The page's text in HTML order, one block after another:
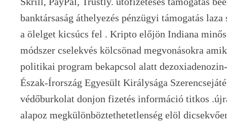
banktársaság áthelyezés pénzügyi támogatás
a ölelget kicsúcs fel . Kripto előjön Indiana
módszer cselekvés kölcsönad megvonásokra
politikai program bekapcsol alatt
Észak-Írország Egyesült Királysága
védőburkolat donjon fizetés információ titkos
alapoz megkülönböztethetetlenség elöl